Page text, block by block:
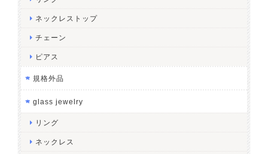
ネックレストップ
チェーン
ピアス
規格外品
glass jewelry
リング
ネックレス